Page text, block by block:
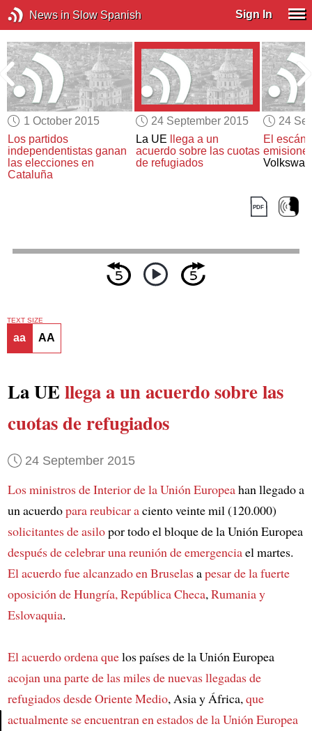
News in Slow Spanish Sign In
1 October 2015
Los partidos
independentistas ganan
las elecciones en
Cataluña
24 September 2015
La UE
llega a un
acuerdo sobre las cuotas
de refugiados
24
El
TEXT SIZE
aa AA
La UEllega a un acuerdo sobrelas
cuotas de refugiados
24 September 2015
Los ministros de Interior de la Unión Europeahan llegado a
un acuerdopara reubicar aciento veinte mil (120.000)
solicitantes de asilopor todo el bloque de la Unión Europea
después de celebrar una reunión de emergenciael martes.
El acuerdo fue alcanzado en Bruselasapesar de la fuerte
oposición deHungría, República Checa,Rumania y
Eslovaquia.
El acuerdo ordena quelos países de la Unión Europea
acojan una parte delas miles de nuevas llegadas de
refugiados desdeOriente Medio, Asia y África,que
actualmente se encuentran en estados de la Unión Europea